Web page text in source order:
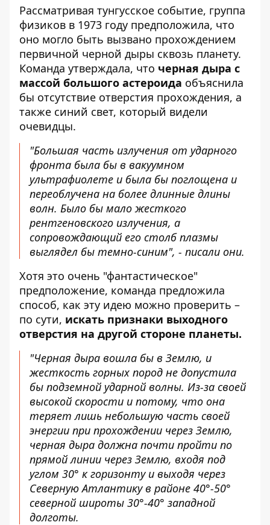
Рассматривая тунгусское событие, группа
физиков в 1973 году предположила, что
оно могло быть вызвано прохождением
первичной черной дыры сквозь планету.
Команда утверждала, что черная дыра с
массой большого астероида объяснила
бы отсутствие отверстия прохождения, а
также синий свет, который видели
очевидцы.
"Большая часть излучения от ударного
фронта была бы в вакуумном
ультрафиолете и была бы поглощена и
переоблучена на более длинные длины
волн. Было бы мало жесткого
рентгеновского излучения, а
сопровождающий его столб плазмы
выглядел бы темно-синим", - писали они.
Хотя это очень "фантастическое"
предположение, команда предложила
способ, как эту идею можно проверить –
по сути, искать признаки выходного
отверстия на другой стороне планеты.
"Черная дыра вошла бы в Землю, и
жесткость горных пород не допустила
бы подземной ударной волны. Из-за своей
высокой скорости и потому, что она
теряет лишь небольшую часть своей
энергии при прохождении через Землю,
черная дыра должна почти пройти по
прямой линии через Землю, входя под
углом 30° к горизонту и выходя через
Северную Атлантику в районе 40°-50°
северной широты 30°-40° западной
долготы.